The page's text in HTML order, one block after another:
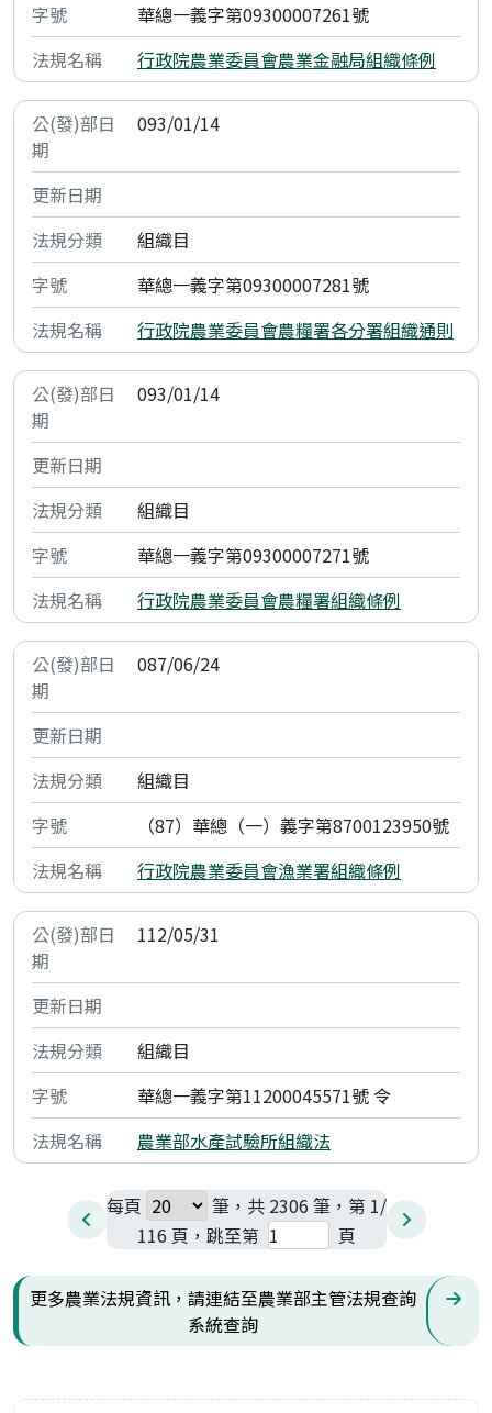
華總一義字第09300007261號
行政院農業委員會農業金融局組織條例
093/01/14
組織目
華總一義字第09300007281號
行政院農業委員會農糧署各分署組織通則
093/01/14
組織目
華總一義字第09300007271號
行政院農業委員會農糧署組織條例
087/06/24
組織目
（87）華總（一）義字第8700123950號
行政院農業委員會漁業署組織條例
112/05/31
組織目
華總一義字第11200045571號 令
農業部水產試驗所組織法
每頁
筆，共 2306 筆，第 1/
116 頁，跳至第
頁
更多農業法規資訊，請連結至農業部主管法規查詢
系統查詢